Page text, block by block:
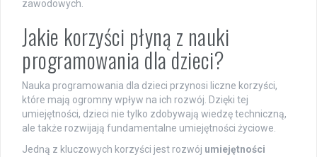
zawodowych.
Jakie korzyści płyną z nauki
programowania dla dzieci?
Nauka programowania dla dzieci przynosi liczne korzyści,
które mają ogromny wpływ na ich rozwój. Dzięki tej
umiejętności, dzieci nie tylko zdobywają wiedzę techniczną,
ale także rozwijają fundamentalne umiejętności życiowe.
Jedną z kluczowych korzyści jest rozwój umiejętności